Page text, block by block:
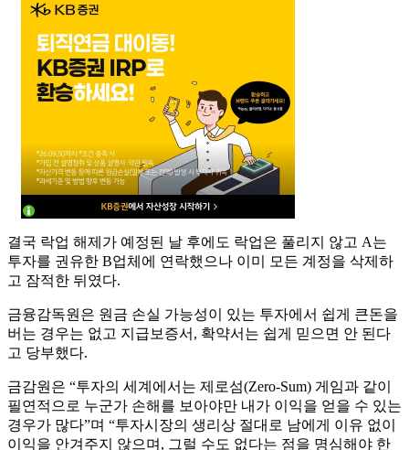
결국 락업 해제가 예정된 날 후에도 락업은 풀리지 않고 A는
투자를 권유한 B업체에 연락했으나 이미 모든 계정을 삭제하
고 잠적한 뒤였다.
금융감독원은 원금 손실 가능성이 있는 투자에서 쉽게 큰돈을
버는 경우는 없고 지급보증서, 확약서는 쉽게 믿으면 안 된다
고 당부했다.
금감원은 “투자의 세계에서는 제로섬(Zero-Sum) 게임과 같이
필연적으로 누군가 손해를 보아야만 내가 이익을 얻을 수 있는
경우가 많다”며 “투자시장의 생리상 절대로 남에게 이유 없이
이익을 안겨주지 않으며, 그럴 수도 없다는 점을 명심해야 한